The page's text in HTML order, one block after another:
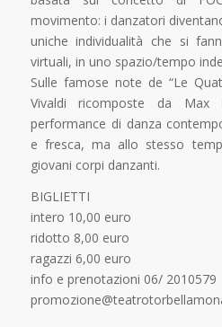
movimento: i danzatori
uniche individualità che si
virtuali, in uno spazio/tempo
Sulle famose note de “Le
Vivaldi ricomposte da Max
performance di danza
e fresca, ma allo stesso
giovani corpi danzanti.
BIGLIETTI
intero 10,00 euro
ridotto 8,00 euro
ragazzi 6,00 euro
info e prenotazioni 06/ 2010579